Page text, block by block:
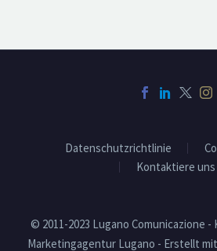
Datenschutzrichtlinie
Kontaktiere uns
© 2011-2023 Lugano Comunicazione
Marketingagentur Lugano - Erstellt